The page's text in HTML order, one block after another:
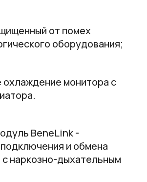
от помех
оборудования;
монитора с
BeneLink -
и обмена
наркозно-дыхательным